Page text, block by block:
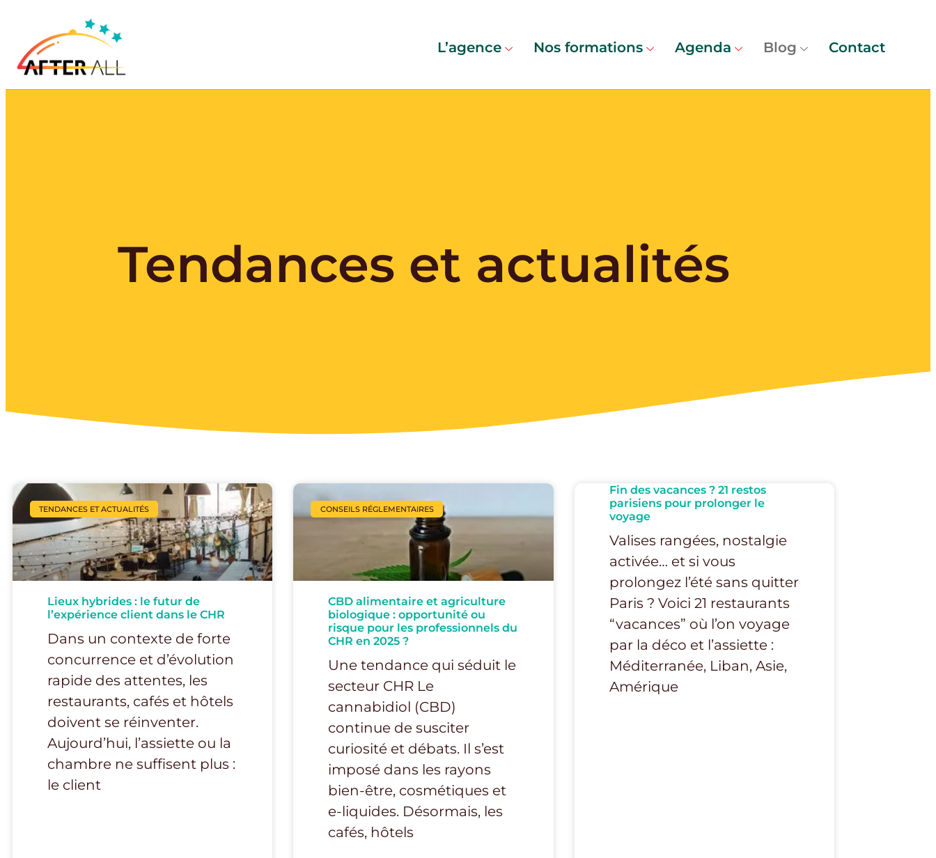
L’agence Nos formations Agenda Blog Contact
Tendances et actualités
TENDANCES ET ACTUALITÉS
Lieux hybrides : le futur de
l’expérience client dans le CHR
Dans un contexte de forte
concurrence et d’évolution
rapide des attentes, les
restaurants, cafés et hôtels
doivent se réinventer.
Aujourd’hui, l’assiette ou la
chambre ne suffisent plus :
le client
CONSEILS RÉGLEMENTAIRES
CBD alimentaire et agriculture
biologique : opportunité ou
risque pour les professionnels du
CHR en 2025 ?
Une tendance qui séduit le
secteur CHR Le
cannabidiol (CBD)
continue de susciter
curiosité et débats. Il s’est
imposé dans les rayons
bien-être, cosmétiques et
e-liquides. Désormais, les
cafés, hôtels
Fin des vacances ? 21 restos
parisiens pour prolonger le
voyage
Valises rangées, nostalgie
activée… et si vous
prolongez l’été sans quitter
Paris ? Voici 21 restaurants
“vacances” où l’on voyage
par la déco et l’assiette :
Méditerranée, Liban, Asie,
Amérique